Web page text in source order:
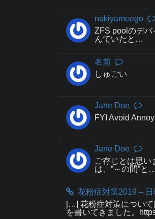
nokiyameego
ZFS poolのデバ
んていたと…
名前
しゅごい
Jane Doe
FYI Avoid
Jane Doe
ご存じとは思い
は、”～の間”と…
花粉症対策2019 –
[…] 花粉症対策につい
を書いてきました。